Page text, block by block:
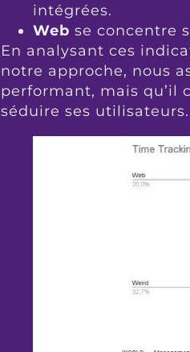
intégrées.
Web se concentre
En analysant ces
notre approche, nous
performant, mais qu’il
séduire ses utilisateurs.